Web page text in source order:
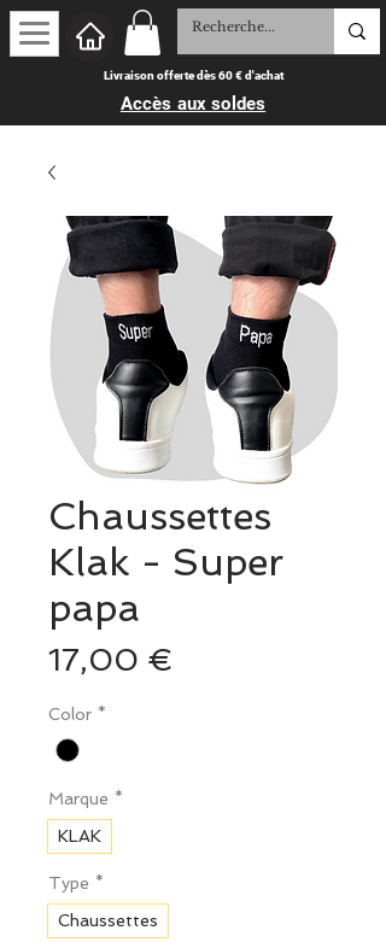
Livraison offerte dès 60 € d'achat
Accès aux soldes
Chaussettes
Klak - Super
papa
17,00 €
Color *
Marque *
KLAK
Type *
Chaussettes